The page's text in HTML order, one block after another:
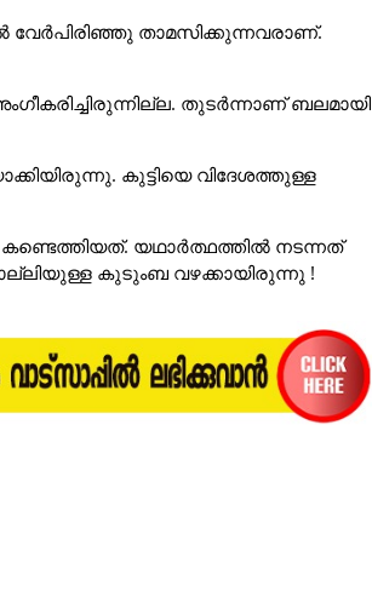
വേർപിരിഞ്ഞു താമസിക്കുന്നവരാണ്.
തുടർന്നാണ് ബലമായി
കുട്ടിയെ വിദേശത്തുള്ള
യഥാർത്ഥത്തിൽ നടന്നത്
കുടുംബ വഴക്കായിരുന്നു !